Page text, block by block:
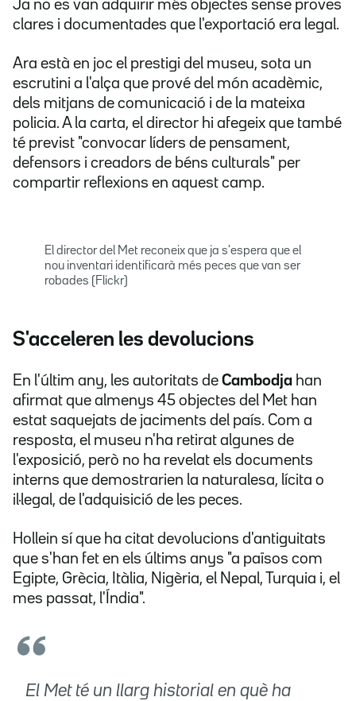
Ja no es van adquirir més objectes sense proves
clares i documentades que l'exportació era legal.
Ara està en joc el prestigi del museu, sota un
escrutini a l'alça que prové del món acadèmic,
dels mitjans de comunicació i de la mateixa
policia. A la carta, el director hi afegeix que també
té previst "convocar líders de pensament,
defensors i creadors de béns culturals" per
compartir reflexions en aquest camp.
El director del Met reconeix que ja s'espera que el
nou inventari identificarà més peces que van ser
robades (Flickr)
S'acceleren les devolucions
En l'últim any, les autoritats de Cambodja han
afirmat que almenys 45 objectes del Met han
estat saquejats de jaciments del país. Com a
resposta, el museu n'ha retirat algunes de
l'exposició, però no ha revelat els documents
interns que demostrarien la naturalesa, lícita o
il·legal, de l'adquisició de les peces.
Hollein sí que ha citat devolucions d'antiguitats
que s'han fet en els últims anys "a països com
Egipte, Grècia, Itàlia, Nigèria, el Nepal, Turquia i, el
mes passat, l'Índia".
El Met té un llarg historial en què ha